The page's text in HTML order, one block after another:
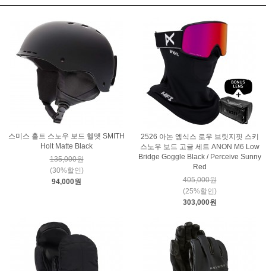
스미스 홀트 스노우 보드 헬멧 SMITH
Holt Matte Black
135,000원
(30%할인)
94,000원
2526 아논 엠식스 로우 브릿지핏 스키
스노우 보드 고글 세트 ANON M6 Low
Bridge Goggle Black / Perceive Sunny
Red
405,000원
(25%할인)
303,000원